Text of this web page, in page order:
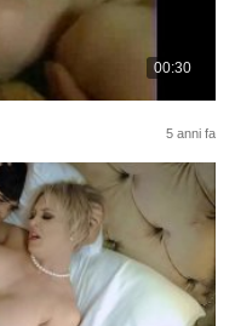
00:30
5 anni fa